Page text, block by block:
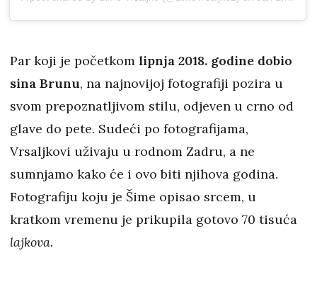
Par koji je početkom lipnja 2018. godine dobio
sina Brunu, na najnovijoj fotografiji pozira u
svom prepoznatljivom stilu, odjeven u crno od
glave do pete. Sudeći po fotografijama,
Vrsaljkovi uživaju u rodnom Zadru, a ne
sumnjamo kako će i ovo biti njihova godina.
Fotografiju koju je Šime opisao srcem, u
kratkom vremenu je prikupila gotovo 70 tisuća
lajkova.